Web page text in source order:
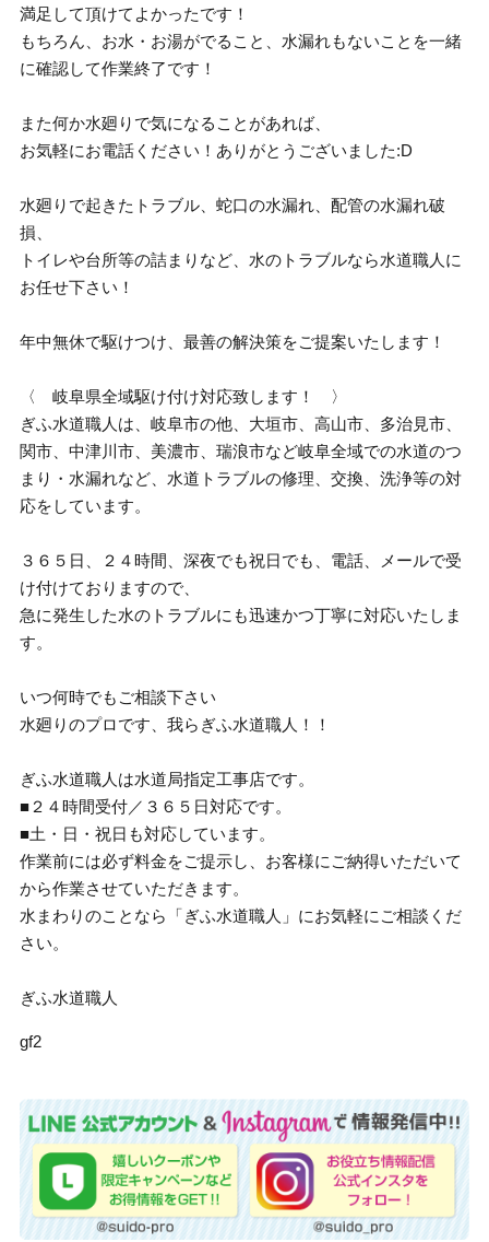
満足して頂けてよかったです！
もちろん、お水・お湯がでること、水漏れもないことを一緒
に確認して作業終了です！
また何か水廻りで気になることがあれば、
お気軽にお電話ください！ありがとうございました:D
水廻りで起きたトラブル、蛇口の水漏れ、配管の水漏れ破
損、
トイレや台所等の詰まりなど、水のトラブルなら水道職人に
お任せ下さい！
年中無休で駆けつけ、最善の解決策をご提案いたします！
〈 岐阜県全域駆け付け対応致します！ 〉
ぎふ水道職人は、岐阜市の他、大垣市、高山市、多治見市、
関市、中津川市、美濃市、瑞浪市など岐阜全域での水道のつ
まり・水漏れなど、水道トラブルの修理、交換、洗浄等の対
応をしています。
３６５日、２４時間、深夜でも祝日でも、電話、メールで受
け付けておりますので、
急に発生した水のトラブルにも迅速かつ丁寧に対応いたしま
す。
いつ何時でもご相談下さい
水廻りのプロです、我らぎふ水道職人！！
ぎふ水道職人は水道局指定工事店です。
■２４時間受付／３６５日対応です。
■土・日・祝日も対応しています。
作業前には必ず料金をご提示し、お客様にご納得いただいて
から作業させていただきます。
水まわりのことなら「ぎふ水道職人」にお気軽にご相談くだ
さい。
ぎふ水道職人
gf2